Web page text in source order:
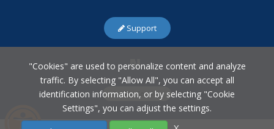
Support
Cookie Settings
"Cookies" are used to personalize content and analyze
traffic. By selecting "Allow All", you can accept all
identification information, or by selecting "Cookie
Settings", you can adjust the settings.